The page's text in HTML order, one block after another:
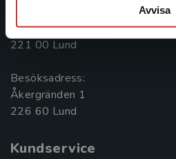
Avvisa
Box 141
221 00 Lund
Besöksadress:
Åkergränden 1
Kundservice